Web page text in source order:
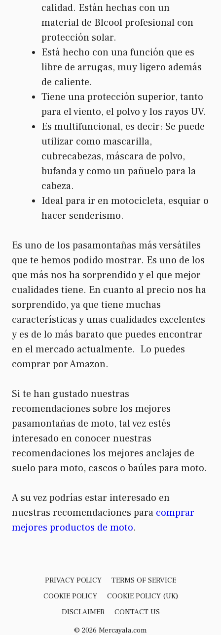
calidad. Están hechas con un
material de Blcool profesional con
protección solar.
Está hecho con una función que es
libre de arrugas, muy ligero además
de caliente.
Tiene una protección superior, tanto
para el viento, el polvo y los rayos UV.
Es multifuncional, es decir: Se puede
utilizar como mascarilla,
cubrecabezas, máscara de polvo,
bufanda y como un pañuelo para la
cabeza.
Ideal para ir en motocicleta, esquiar o
hacer senderismo.
Es uno de los pasamontañas más versátiles
que te hemos podido mostrar. Es uno de los
que más nos ha sorprendido y el que mejor
cualidades tiene. En cuanto al precio nos ha
sorprendido, ya que tiene muchas
características y unas cualidades excelentes
y es de lo más barato que puedes encontrar
en el mercado actualmente. Lo puedes
comprar por Amazon.
Si te han gustado nuestras
recomendaciones sobre los mejores
pasamontañas de moto, tal vez estés
interesado en conocer nuestras
recomendaciones los mejores anclajes de
suelo para moto, cascos o baúles para moto.
A su vez podrías estar interesado en
nuestras recomendaciones para comprar
mejores productos de moto.
PRIVACY POLICY
TERMS OF SERVICE
COOKIE POLICY
COOKIE POLICY (UK)
DISCLAIMER
CONTACT US
© 2026 Mercayala.com